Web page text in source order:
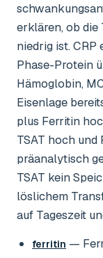
erklären, ob
niedrig ist.
Phase-Protein
Hämoglobin,
Eisenlage
plus Ferritin
TSAT hoch
präanalytisch
TSAT kein
löslichem
auf Tageszeit
ferritin —